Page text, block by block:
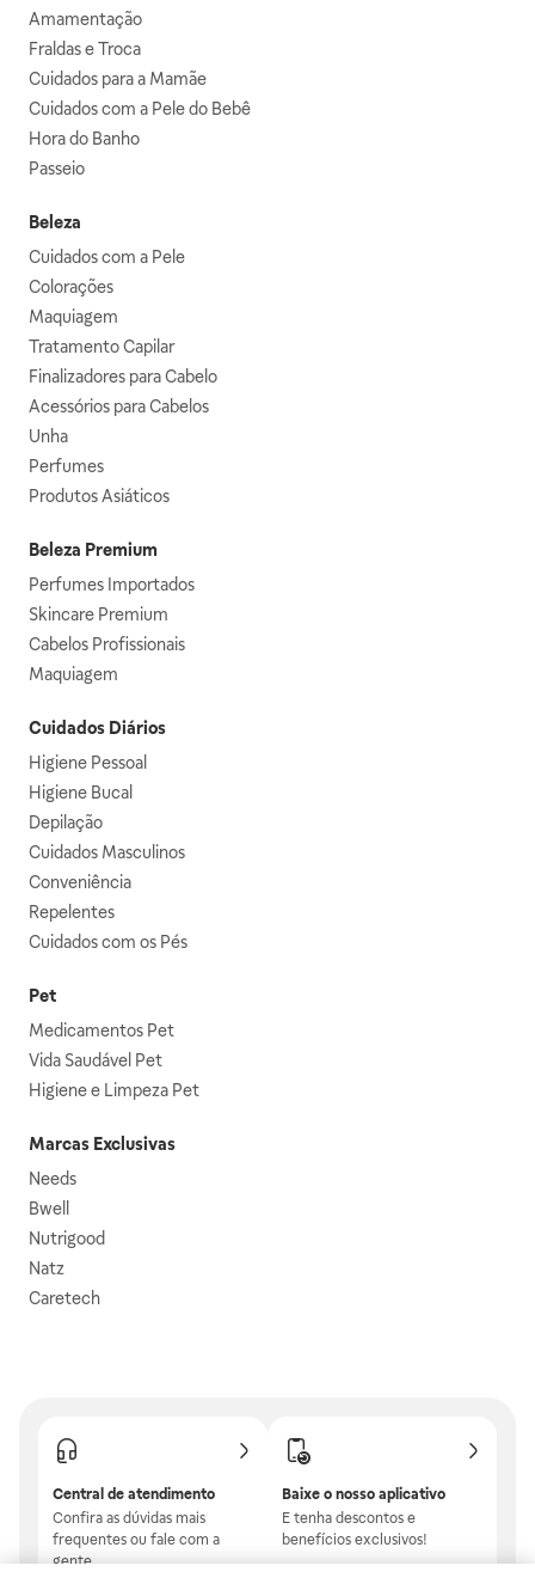
Amamentação
Fraldas e Troca
Cuidados para a Mamãe
Cuidados com a Pele do Bebê
Hora do Banho
Passeio
Beleza
Cuidados com a Pele
Colorações
Maquiagem
Tratamento Capilar
Finalizadores para Cabelo
Acessórios para Cabelos
Unha
Perfumes
Produtos Asiáticos
Beleza Premium
Perfumes Importados
Skincare Premium
Cabelos Profissionais
Maquiagem
Cuidados Diários
Higiene Pessoal
Higiene Bucal
Depilação
Cuidados Masculinos
Conveniência
Repelentes
Cuidados com os Pés
Pet
Medicamentos Pet
Vida Saudável Pet
Higiene e Limpeza Pet
Marcas Exclusivas
Needs
Bwell
Nutrigood
Natz
Caretech
Central de atendimento
Confira as dúvidas mais
frequentes ou fale com a
gente.
Baixe o nosso aplicativo
E tenha descontos e
benefícios exclusivos!